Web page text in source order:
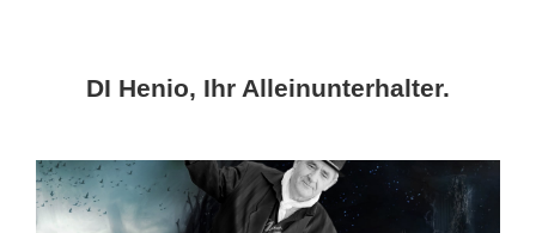
DI Henio, Ihr Alleinunterhalter.